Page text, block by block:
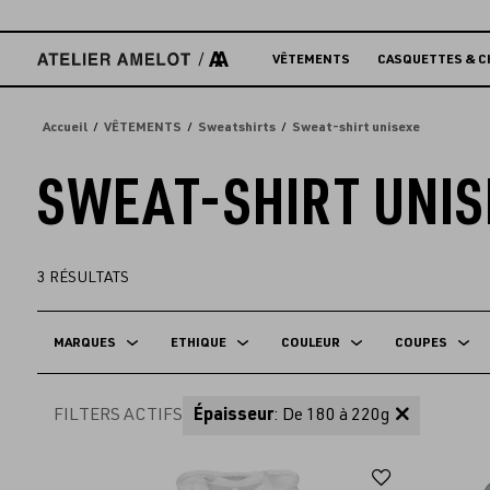
directement
contenu
VÊTEMENTS CASQUETTES &
Accueil VÊTEMENTS Sweatshirts Sweat-shirt unisexe
SWEAT-SHIRT
3 RÉSULTATS
MARQUES ETHIQUE COULEUR COUPES
FILTERS ACTIFS Épaisseur: De 180 à 220g